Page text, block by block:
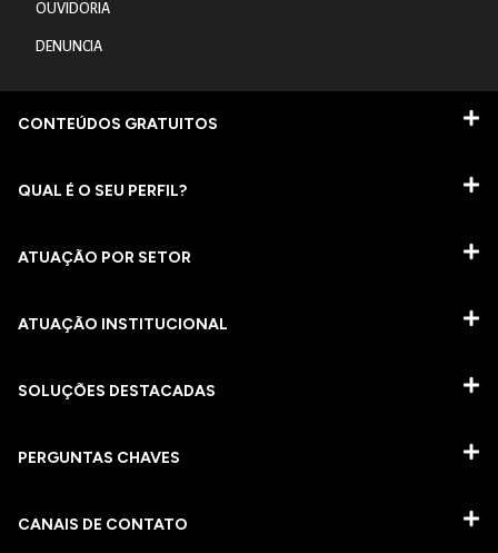
OUVIDORIA
DENUNCIA
CONTEÚDOS GRATUITOS
QUAL É O SEU PERFIL?
ATUAÇÃO POR SETOR
ATUAÇÃO INSTITUCIONAL
SOLUÇÕES DESTACADAS
PERGUNTAS CHAVES​
CANAIS DE CONTATO